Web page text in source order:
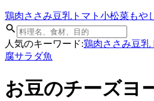
鶏肉ささみ豆乳 トマト 小松菜もや
人気のキーワード:鶏肉ささみ豆乳
腐サラダ魚
お豆のチーズヨ